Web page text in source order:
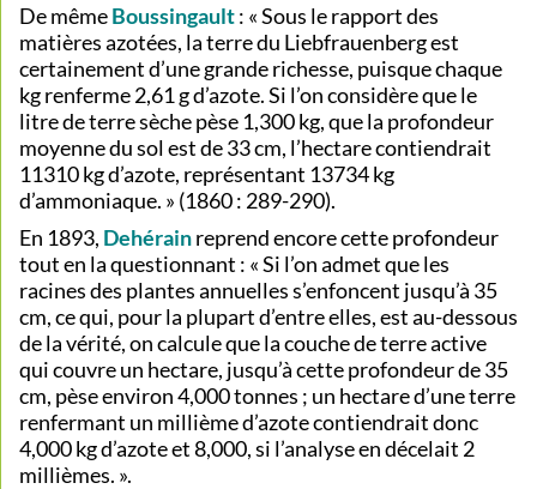
De mêmeBoussingault: « Sous le rapport des
matières azotées, la terre du Liebfrauenberg est
certainement d’une grande richesse, puisque chaque
kg renferme 2,61 g d’azote. Si l’on considère que le
litre de terre sèche pèse 1,300 kg, que la profondeur
moyenne du sol est de 33 cm, l’hectare contiendrait
11310 kg d’azote, représentant 13734 kg
d’ammoniaque. » (1860 : 289-290).
En 1893, Dehérainreprend encore cette profondeur
tout en la questionnant : « Si l’on admet que les
racines des plantes annuelles s’enfoncent jusqu’à 35
cm, ce qui, pour la plupart d’entre elles, est au-dessous
de la vérité, on calcule que la couche de terre active
qui couvre un hectare, jusqu’à cette profondeur de 35
cm, pèse environ 4,000 tonnes ; un hectare d’une terre
renfermant un millième d’azote contiendrait donc
4,000 kg d’azote et 8,000, si l’analyse en décelait 2
millièmes. ».